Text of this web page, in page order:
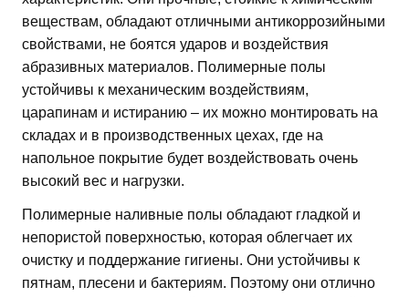
веществам, обладают отличными антикоррозийными
свойствами, не боятся ударов и воздействия
абразивных материалов. Полимерные полы
устойчивы к механическим воздействиям,
царапинам и истиранию – их можно монтировать на
складах и в производственных цехах, где на
напольное покрытие будет воздействовать очень
высокий вес и нагрузки.
Полимерные наливные полы обладают гладкой и
непористой поверхностью, которая облегчает их
очистку и поддержание гигиены. Они устойчивы к
пятнам, плесени и бактериям. Поэтому они отлично